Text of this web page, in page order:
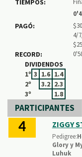
TIEMPOS:
PAGÓ:
4/
RECORD:
DIVIDENDOS
1º 3 1.6 1.4
2º
3.2 2.3
3º
1.8
PARTICIPANTES
4 ZIGGY
Pedigree:
Glory y
Luhuk